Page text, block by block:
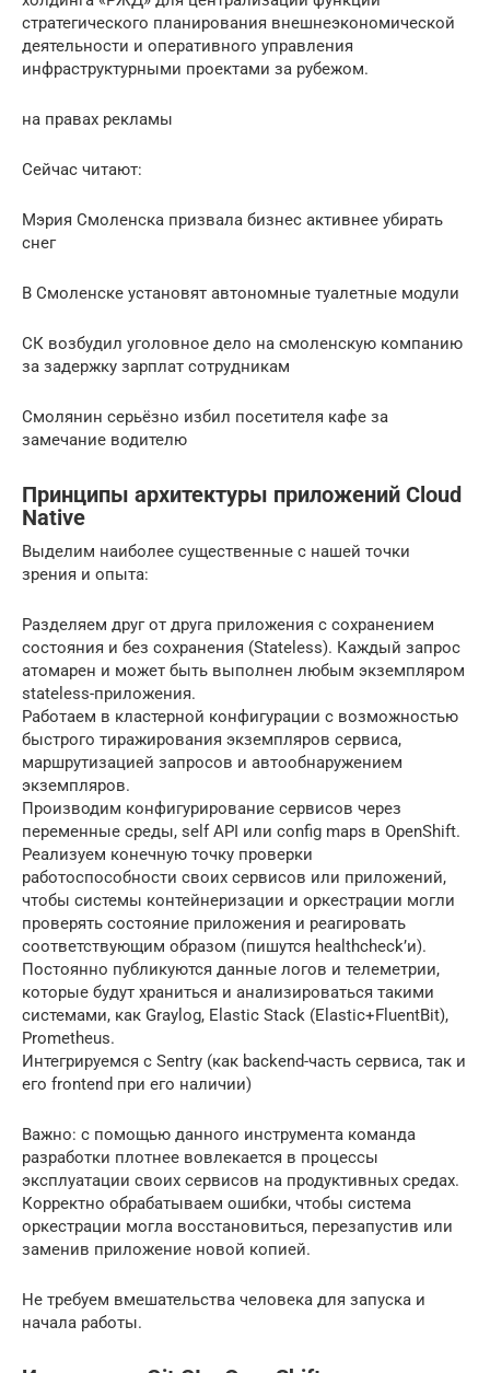
стратегического планирования внешнеэкономической
деятельности и оперативного управления
инфраструктурными проектами за рубежом.
на правах рекламы
Сейчас читают:
Мэрия Смоленска призвала бизнес активнее убирать
снег
В Смоленске установят автономные туалетные модули
СК возбудил уголовное дело на смоленскую компанию
за задержку зарплат сотрудникам
Смолянин серьёзно избил посетителя кафе за
замечание водителю
Принципы архитектуры приложений Cloud
Native
Выделим наиболее существенные с нашей точки
зрения и опыта:
Разделяем друг от друга приложения с сохранением
состояния и без сохранения (Stateless). Каждый запрос
атомарен и может быть выполнен любым экземпляром
stateless-приложения.
Работаем в кластерной конфигурации с возможностью
быстрого тиражирования экземпляров сервиса,
маршрутизацией запросов и автообнаружением
экземпляров.
Производим конфигурирование сервисов через
переменные среды, self API или config maps в OpenShift.
Реализуем конечную точку проверки
работоспособности своих сервисов или приложений,
чтобы системы контейнеризации и оркестрации могли
проверять состояние приложения и реагировать
соответствующим образом (пишутся healthcheck’и).
Постоянно публикуются данные логов и телеметрии,
которые будут храниться и анализироваться такими
системами, как Graylog, Elastic Stack (Elastic+FluentBit),
Prometheus.
Интегрируемся с Sentry (как backend-часть сервиса, так и
его frontend при его наличии)
Важно: с помощью данного инструмента команда
разработки плотнее вовлекается в процессы
эксплуатации своих сервисов на продуктивных средах.
Корректно обрабатываем ошибки, чтобы система
оркестрации могла восстановиться, перезапустив или
заменив приложение новой копией.
Не требуем вмешательства человека для запуска и
начала работы.